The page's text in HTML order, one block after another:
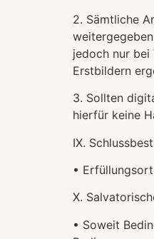
2. Sämtliche
jedoch nur bei
Erstbildern
3. Sollten
hierfür keine
IX.
•
X.
• Soweit